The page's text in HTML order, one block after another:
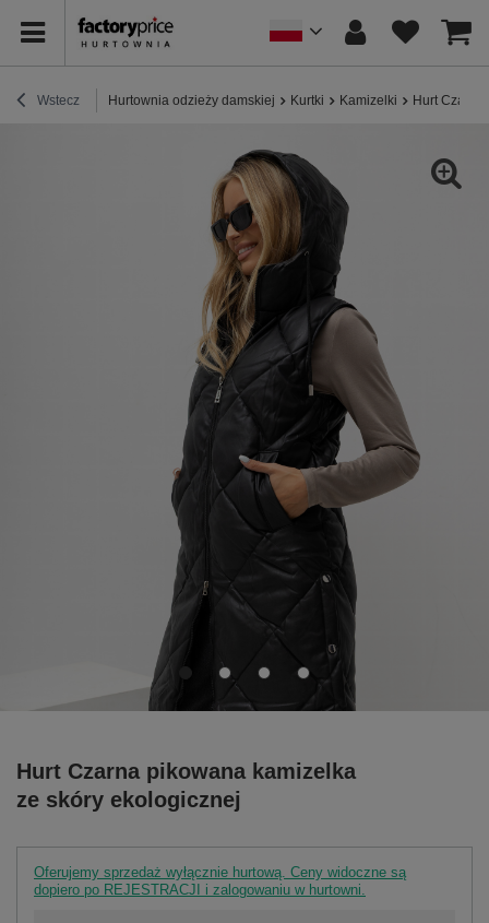
Wstecz Hurtownia odzieży damskiej Kurtki Kamizelki Hurt
Hurt Czarna pikowana kamizelka
ze skóry ekologicznej
Oferujemy sprzedaż wyłącznie hurtową. Ceny widoczne są
dopiero po REJESTRACJI i zalogowaniu w hurtowni.